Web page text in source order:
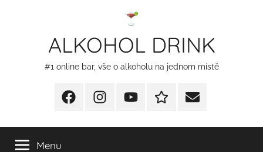
ALKOHOL DRINK
#1 online bar, vše o alkoholu na jednom místě
FacebookInstagram
YT
Redakční
E-
Menu